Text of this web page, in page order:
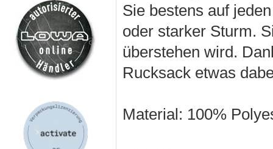
Sie bestens auf
oder starker Sturm.
überstehen wird.
Rucksack etwas
Material: 100%